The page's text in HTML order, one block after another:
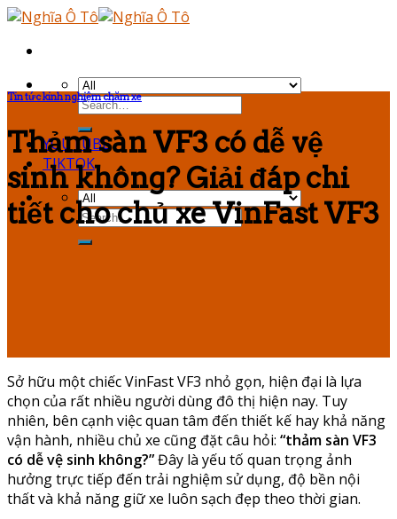
Skip
content
YOUTUBE
TIKTOK
Tin tức kinh nghiệm chăm xe
Thảm sàn VF3 có dễ vệ
sinh không? Giải đáp chi
tiết cho chủ xe VinFast VF3
Sở hữu một chiếcVinFast VF3 nhỏ gọn, hiện đại là lựa
chọn của rất nhiều người dùng đô thị hiện nay. Tuy
nhiên, bên cạnh việc quan tâm đến thiết kế hay khả năng
vận hành, nhiều chủ xe cũng đặt câu hỏi: “thảm sàn VF3
có dễ vệ sinh không?”Đây là yếu tố quan trọng ảnh
hưởng trực tiếp đến trải nghiệm sử dụng, độ bền nội
thất và khả năng giữ xe luôn sạch đẹp theo thời gian.